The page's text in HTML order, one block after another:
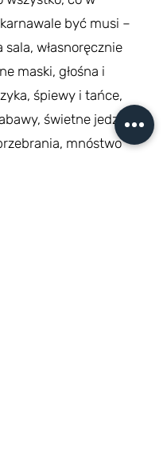
być musi –
własnoręcznie
maski, głośna i
śpiewy i tańce,
świetne jedzenie,
mnóstwo